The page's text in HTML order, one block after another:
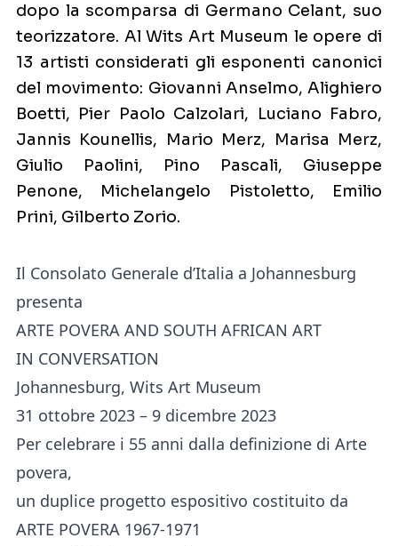
dopo la scomparsa di Germano Celant, suo
teorizzatore. Al Wits Art Museum le opere di
13 artisti considerati gli esponenti canonici
del movimento: Giovanni Anselmo, Alighiero
Boetti, Pier Paolo Calzolari, Luciano Fabro,
Jannis Kounellis, Mario Merz, Marisa Merz,
Giulio Paolini, Pino Pascali, Giuseppe
Penone, Michelangelo Pistoletto, Emilio
Prini, Gilberto Zorio.
Il Consolato Generale d’Italia a Johannesburg
presenta
ARTE POVERA AND SOUTH AFRICAN ART
IN CONVERSATION
Johannesburg, Wits Art Museum
31 ottobre 2023 – 9 dicembre 2023
Per celebrare i 55 anni dalla definizione di Arte
povera,
un duplice progetto espositivo costituito da
ARTE POVERA 1967-1971